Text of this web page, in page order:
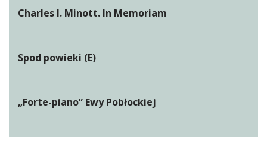
Charles I. Minott. In Memoriam
Spod powieki (E)
„Forte-piano” Ewy Pobłockiej